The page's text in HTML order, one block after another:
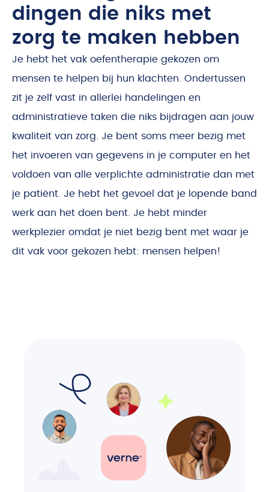
dingen die niks met
zorg te maken hebben
Je hebt het vak oefentherapie gekozen om
mensen te helpen bij hun klachten. Ondertussen
zit je zelf vast in allerlei handelingen en
administratieve taken die niks bijdragen aan jouw
kwaliteit van zorg. Je bent soms meer bezig met
het invoeren van gegevens in je computer en het
voldoen van alle verplichte administratie dan met
je patiënt. Je hebt het gevoel dat je lopende band
werk aan het doen bent. Je hebt minder
werkplezier omdat je niet bezig bent met waar je
dit vak voor gekozen hebt: mensen helpen!